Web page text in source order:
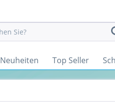
Neuheiten Top Seller